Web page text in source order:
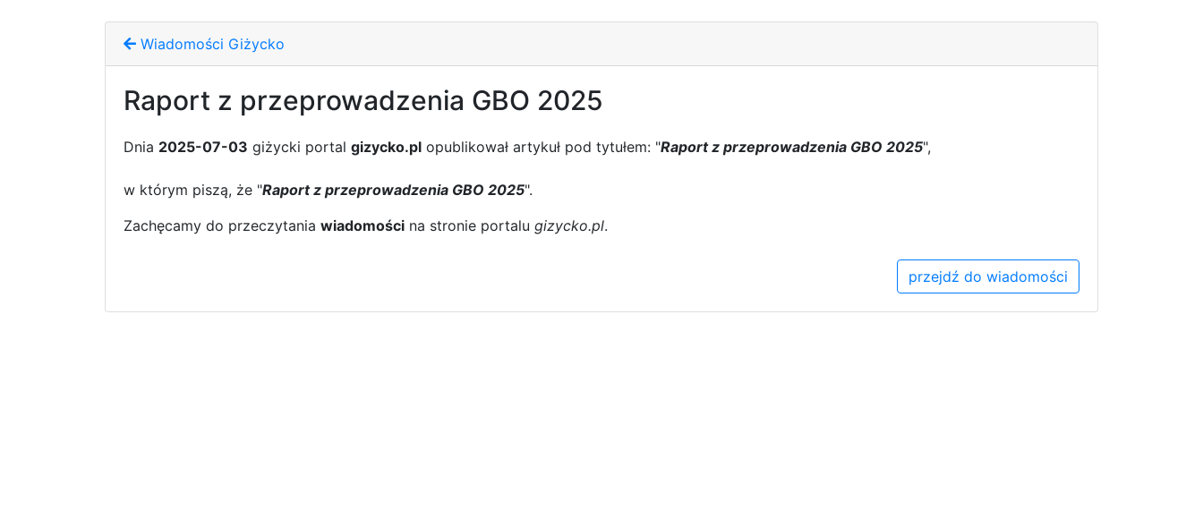
Wiadomości Giżycko
Raport z przeprowadzenia GBO 2025
Dnia 2025-07-03 giżycki portal gizycko.pl opublikował artykuł pod tytułem: "Raport z przeprowadzenia GBO 2025",
w którym piszą, że "Raport z przeprowadzenia GBO 2025".
Zachęcamy do przeczytania wiadomości na stronie portalu gizycko.pl.
przejdź do wiadomości